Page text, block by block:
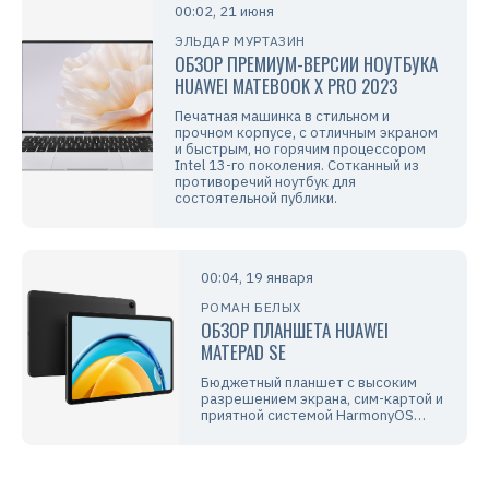
00:02, 21 июня
ЭЛЬДАР МУРТАЗИН
ОБЗОР ПРЕМИУМ-ВЕРСИИ НОУТБУКА
HUAWEI MATEBOOK X PRO 2023
Печатная машинка в стильном и
прочном корпусе, с отличным экраном
и быстрым, но горячим процессором
Intel 13-го поколения. Сотканный из
противоречий ноутбук для
состоятельной публики.
00:04, 19 января
РОМАН БЕЛЫХ
ОБЗОР ПЛАНШЕТА HUAWEI
MATEPAD SE
Бюджетный планшет с высоким
разрешением экрана, сим-картой и
приятной системой HarmonyOS…